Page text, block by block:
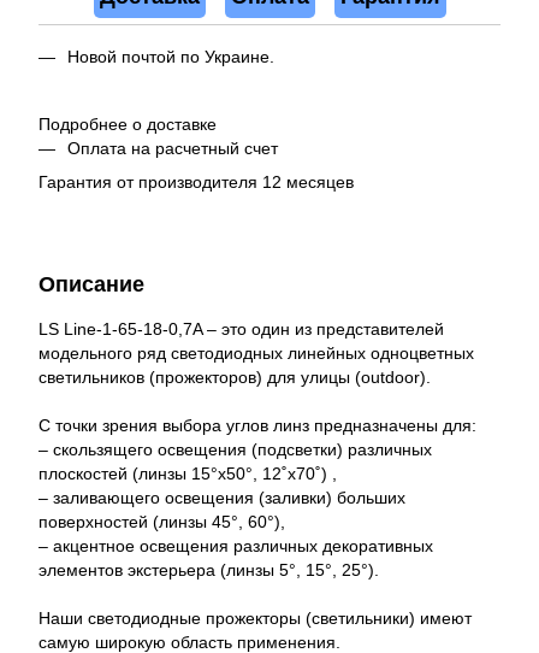
Новой почтой по Украине.
Подробнее о доставке
Оплата на расчетный счет
Гарантия от производителя 12 месяцев
Описание
LS Line-1-65-18-0,7A – это один из представителей
модельного ряд светодиодных линейных одноцветных
светильников (прожекторов) для улицы (outdoor).
С точки зрения выбора углов линз предназначены для:
– скользящего освещения (подсветки) различных
плоскостей (линзы 15°x50°, 12˚x70˚) ,
– заливающего освещения (заливки) больших
поверхностей (линзы 45°, 60°),
– акцентное освещения различных декоративных
элементов экстерьера (линзы 5°, 15°, 25°).
Наши светодиодные прожекторы (светильники) имеют
самую широкую область применения.